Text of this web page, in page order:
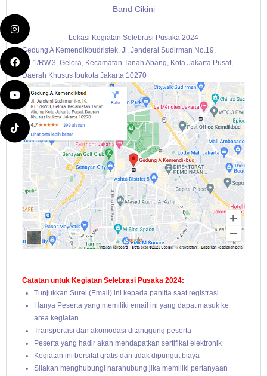
Band Cikini
Lokasi Kegiatan Selebrasi Pusaka 2024
Gedung A Kemendikbudristek, Jl. Jenderal Sudirman No.19,
RT.1/RW.3, Gelora, Kecamatan Tanah Abang, Kota Jakarta Pusat,
Daerah Khusus Ibukota Jakarta 10270
Catatan untuk Kegiatan Selebrasi Pusaka 2024:
Tunjukkan Surel (Email) ini kepada panitia saat registrasi
Hanya Peserta yang memiliki email ini yang dapat masuk ke
area kegiatan
Transportasi dan akomodasi ditanggung peserta
Peserta yang hadir akan mendapatkan sertifikat elektronik
Kegiatan ini bersifat gratis dan tidak dipungut biaya
Silakan menghubungi narahubung jika memiliki pertanyaan